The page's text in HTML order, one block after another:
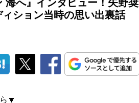
ション当時の思い出裏話
🔽